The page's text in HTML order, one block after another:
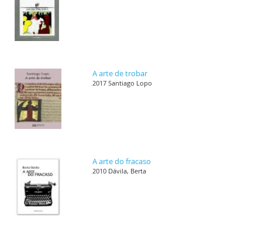
A arte de trobar
2017 Santiago Lopo
A arte do fracaso
2010 Dávila, Berta